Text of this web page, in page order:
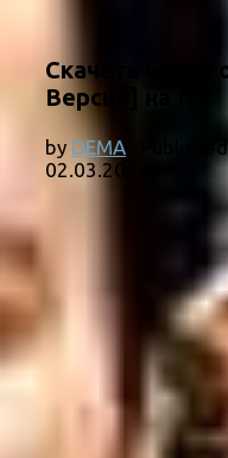
Скачать игру
Версия] на ПК
by DEMA ·
02.03.2024